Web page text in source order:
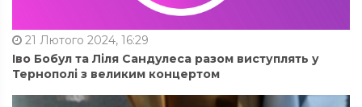
21 Лютого 2024, 16:29
Іво Бобул та Ліля Сандулеса разом виступлять у
Тернополі з великим концертом